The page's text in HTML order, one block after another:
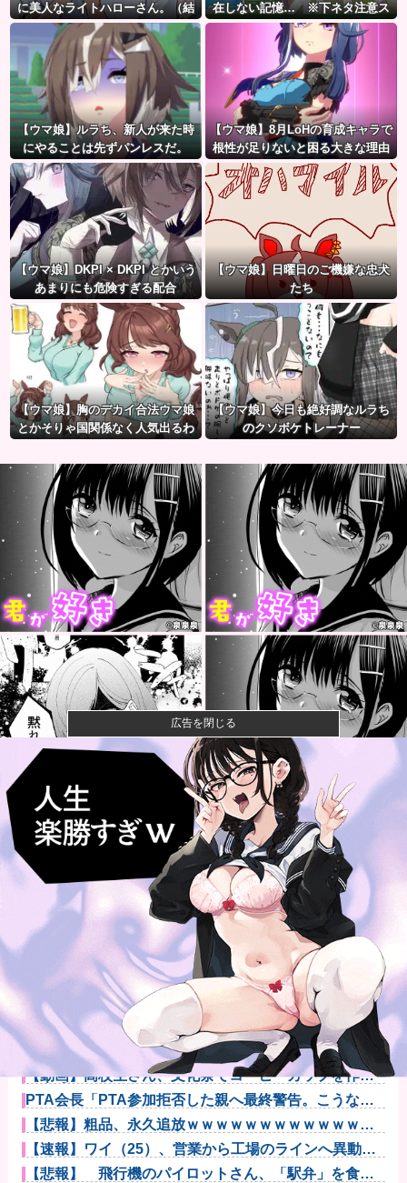
に美人なライトハローさん。（結
局飲んでしまう）
在しない記憶… ※下ネタ注意ス
レ
【ウマ娘】ルラち、新人が来た時
にやることは先ずパンレスだ。
【ウマ娘】8月LoHの育成キャラで
根性が足りないと困る大きな理由
がこちら。←「不調を考慮すると1
021必要」
【ウマ娘】DKPI × DKPI とかいう
あまりにも危険すぎる配合
【ウマ娘】日曜日のご機嫌な忠犬
たち
【ウマ娘】胸のデカイ合法ウマ娘
とかそりゃ国関係なく人気出るわ
【ウマ娘】今日も絶好調なルラち
のクソボケトレーナー
【速報】ひろゆき、離婚wwwwww
【画像】キングダムの河了貂、「あったけぇ壁」に引
き続き更に味...
【画像】女さん、ミニ過ぎる浴衣を着た写真を投稿し
て叩かれるｗ...
【悲報】女性配信者「アスペの検査してみた…みんな
これわかるの...
【議論】儒教「年上を敬え、目上に逆らうな、秩序を
守れ」←これ...
元カープ前田智徳が小園に喝！「自分のバッティング
が確立できて...
第76回NHK杯２回戦第１局 菅井竜也八段 対 大橋
貴洸七段...
【悲報】大谷翔平さん、ドジャースのヘッダー画像か
ら消えるｗｗ...
【閲覧注意】女性向けバイブ、進化しすぎて寄生獣み
たいになって...
【動画】高校生さん、文化祭でコーヒーカップを作っ
て大盛りあが...
PTA会長「PTA参加拒否した親へ最終警告。こうなっ
てもいい...
【悲報】粗品、永久追放ｗｗｗｗｗｗｗｗｗｗｗｗｗ
ｗｗ（証拠あ...
【速報】ワイ（25）、営業から工場のラインへ異動し
た結果・・...
【悲報】 飛行機のパイロットさん、「駅弁」を食べ
広告を閉じる